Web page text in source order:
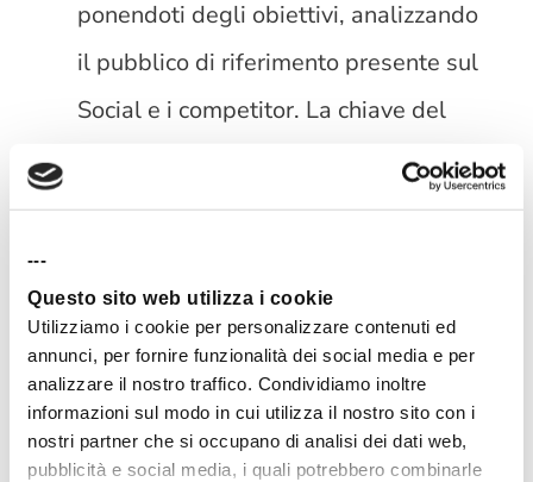
---
Questo sito web utilizza i cookie
Utilizziamo i cookie per personalizzare contenuti ed
annunci, per fornire funzionalità dei social media e per
analizzare il nostro traffico. Condividiamo inoltre
informazioni sul modo in cui utilizza il nostro sito con i
nostri partner che si occupano di analisi dei dati web,
pubblicità e social media, i quali potrebbero combinarle
ponendoti degli obiettivi, analizzando
il pubblico di riferimento presente sul
Social e i competitor. La chiave del
corretto approccio a Pinterest è
comprendere in che modo la
dei prodotti o a portare traffico al tuo
sito web.
Studia il contestoper capire come
creare contenuti ad hoc. Ad esempio i